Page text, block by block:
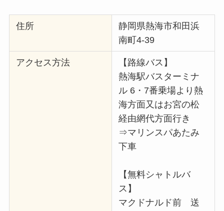
住所
静岡県熱海市和田浜
南町4-39
アクセス方法
【路線バス】
熱海駅バスターミナ
ル 6・7番乗場より熱
海方面又はお宮の松
経由網代方面行き
⇒マリンスパあたみ
下車
【無料シャトルバ
ス】
マクドナルド前 送